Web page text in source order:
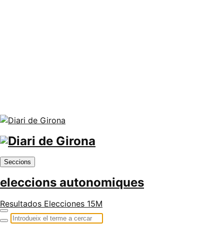
Seccions
eleccions autonomiques
Resultados Elecciones 15M